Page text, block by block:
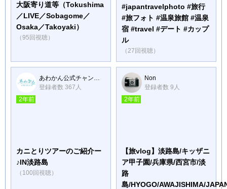
大阪寄り道等（Tokushima
／LIVE／Sobagome／
Osaka／Takoyaki）
（95回視聴）
#japantravelphoto #旅行
#旅フォト #温泉旅館 #温泉
宿 #travel #デート #カップ
ル
（27回視聴）
あわかん公式チャンネル。
登録者数 367人
2年前
カニとりツアーのご紹介ー
♪IN淡路島
（100回視聴）
Non
登録者数 9人
2年前
【旅vlog】淡路島/キッザニ
ア甲子園/兵庫県/西宮市/淡
路
島/HYOGO/AWAJISHIMA/